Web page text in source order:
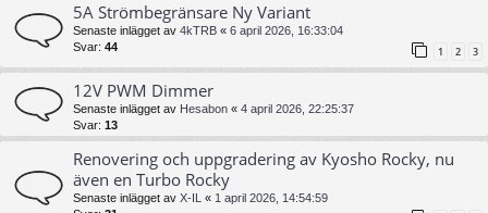
5A Strömbegränsare Ny Variant
Senaste inlägget av 4kTRB « 6 april 2026, 16:33:04
Svar: 44 1 2 3
12V PWM Dimmer
Senaste inlägget av Hesabon « 4 april 2026, 22:25:37
Svar: 13
Renovering och uppgradering av Kyosho Rocky, nu
även en Turbo Rocky
Senaste inlägget av X-IL « 1 april 2026, 14:54:59